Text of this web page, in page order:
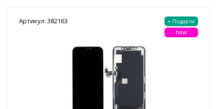
Артикул: 382163 + Подарок
new